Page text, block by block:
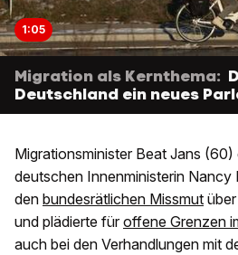
1:05
Migration als Kernthema:
Deutschland ein neues
Migrationsminister Beat Jans
deutschen Innenministerin
den bundesrätlichen Missmut
und plädierte für offene Grenzen
auch bei den Verhandlungen mit